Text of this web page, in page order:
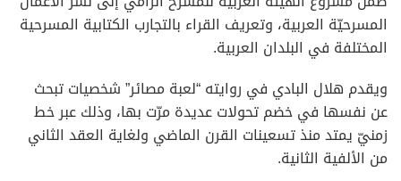
المسرحيّة العربية، وتعريف القراء بالتجارب الكتابية المسرحية
المختلفة في البلدان العربية.
ويقدم هلال البادي في روايته “لعبة مصائر” شخصيات تبحث
عن نفسها في خضم تحولات عديدة مرّت بها، وذلك عبر خط
زمنيّ يمتد منذ تسعينات القرن الماضي ولغاية العقد الثاني
من الألفية الثانية.